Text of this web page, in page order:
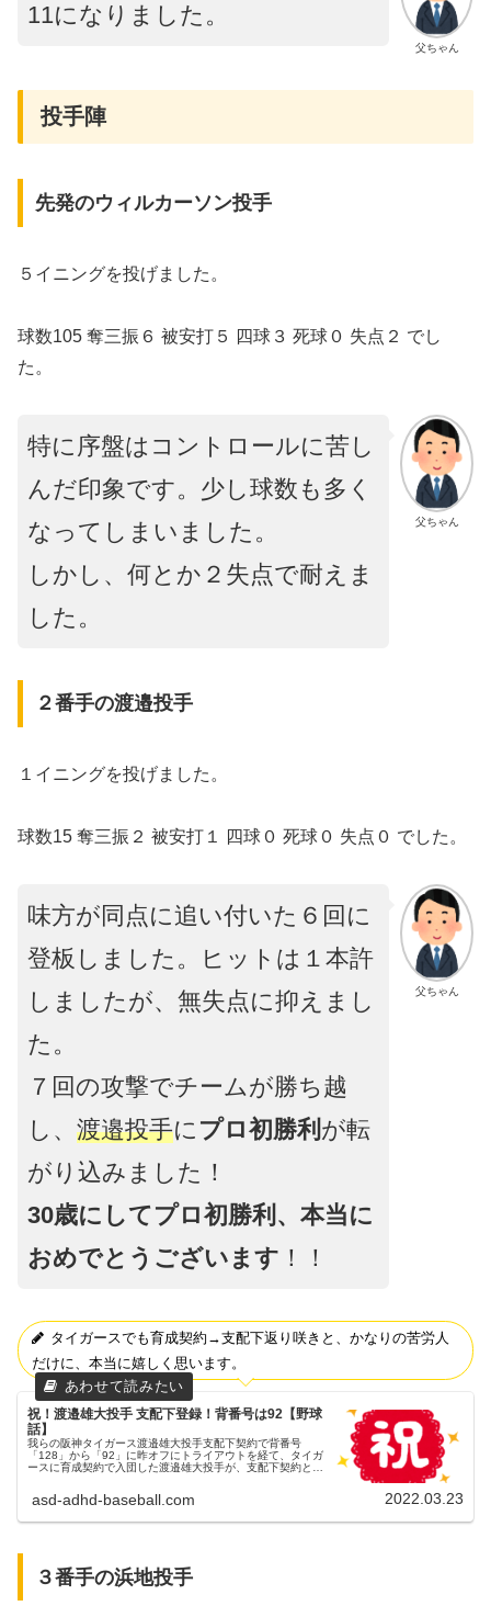
父ちゃん
11になりました。
投手陣
先発のウィルカーソン投手
５イニングを投げました。
球数105 奪三振６ 被安打５ 四球３ 死球０ 失点２ でし
た。
父ちゃん
特に序盤はコントロールに苦し
んだ印象です。少し球数も多く
なってしまいました。
しかし、何とか２失点で耐えま
した。
２番手の渡邉投手
１イニングを投げました。
球数15 奪三振２ 被安打１ 四球０ 死球０ 失点０ でした。
父ちゃん
味方が同点に追い付いた６回に
登板しました。ヒットは１本許
しましたが、無失点に抑えまし
た。
７回の攻撃でチームが勝ち越
し、 渡邉投手に プロ初勝利 が転
がり込みました！
30歳にしてプロ初勝利、本当に
おめでとうございます ！！
タイガースでも育成契約→支配下返り咲きと、かなりの苦労人
だけに、本当に嬉しく思います。
祝！渡邉雄大投手 支配下登録！背番号は92【野球
話】
我らの阪神タイガース渡邉雄大投手支配下契約で背番号
「128」から「92」に昨オフにトライアウトを経て、タイガ
ースに育成契約で入団した渡邉雄大投手が、支配下契約とな
asd-adhd-baseball.com 2022.03.23
３番手の浜地投手